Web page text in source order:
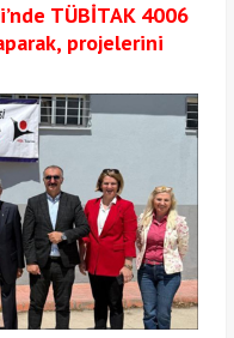
TÜBİTAK 4006
projelerini